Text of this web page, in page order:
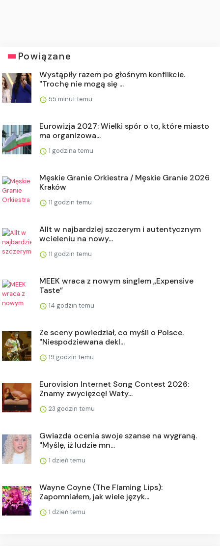
Powiązane
Wystąpiły razem po głośnym konflikcie.
"Trochę nie mogą się ...
55 minut temu
Eurowizja 2027: Wielki spór o to, które miasto
ma organizowa...
1 godzina temu
Męskie Granie Orkiestra / Męskie Granie 2026
Kraków
11 godzin temu
Allt w najbardziej szczerym i autentycznym
wcieleniu na nowy...
11 godzin temu
MEEK wraca z nowym singlem „Expensive
Taste”
14 godzin temu
Ze sceny powiedział, co myśli o Polsce.
"Niespodziewana dekl...
19 godzin temu
Eurovision Internet Song Contest 2026:
Znamy zwycięzcę! Waty...
23 godzin temu
Gwiazda ocenia swoje szanse na wygraną.
"Myślę, iż ludzie mn...
1 dzień temu
Wayne Coyne (The Flaming Lips):
Zapomniałem, jak wiele język...
1 dzień temu